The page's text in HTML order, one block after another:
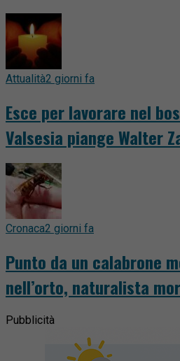
Attualità2 giorni fa
Esce per lavorare nel
Valsesia piange Walter
Cronaca2 giorni fa
Punto da un calabrone
nell’orto, naturalista
Pubblicità